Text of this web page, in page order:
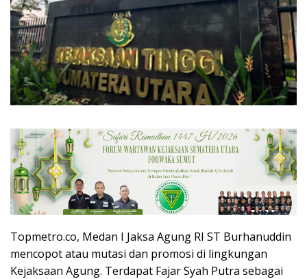
Topmetro.co, Medan I Jaksa Agung RI ST Burhanuddin
mencopot atau mutasi dan promosi di lingkungan
Kejaksaan Agung. Terdapat Fajar Syah Putra sebagai